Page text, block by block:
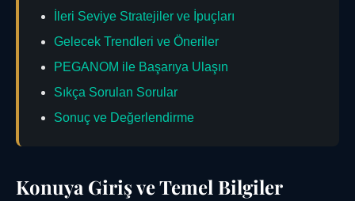
İleri Seviye Stratejiler ve İpuçları
Gelecek Trendleri ve Öneriler
PEGANOM ile Başarıya Ulaşın
Sıkça Sorulan Sorular
Sonuç ve Değerlendirme
Konuya Giriş ve Temel Bilgiler